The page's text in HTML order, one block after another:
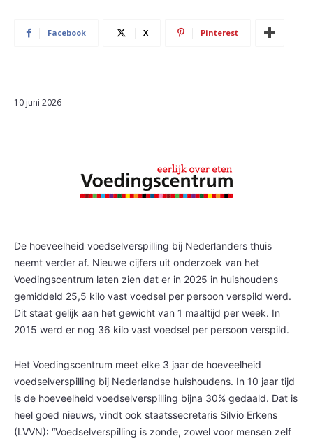
Facebook X Pinterest
10 juni 2026
De hoeveelheid voedselverspilling bij Nederlanders thuis
neemt verder af. Nieuwe cijfers uit onderzoek van het
Voedingscentrum laten zien dat er in 2025 in huishoudens
gemiddeld 25,5 kilo vast voedsel per persoon verspild werd.
Dit staat gelijk aan het gewicht van 1 maaltijd per week. In
2015 werd er nog 36 kilo vast voedsel per persoon verspild.
Het Voedingscentrum meet elke 3 jaar de hoeveelheid
voedselverspilling bij Nederlandse huishoudens. In 10 jaar tijd
is de hoeveelheid voedselverspilling bijna 30% gedaald. Dat is
heel goed nieuws, vindt ook staatssecretaris Silvio Erkens
(LVVN): “Voedselverspilling is zonde, zowel voor mensen zelf